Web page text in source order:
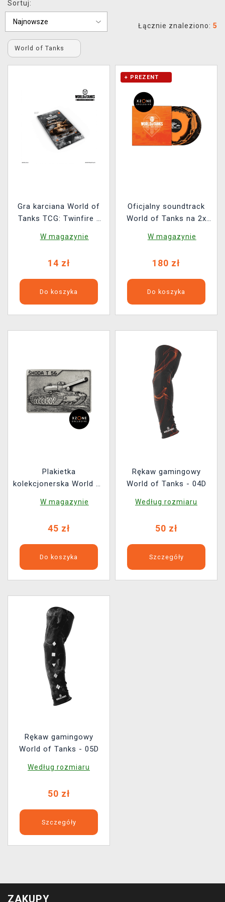
XZONE KLUB
Sortuj:
Łącznie znaleziono: 5
World of Tanks
Gra karciana World of
Tanks TCG: Twinfire -
W magazynie
14 zł
Do koszyka
+ PREZENT
Oficjalny soundtrack
World of Tanks na 2x
W magazynie
180 zł
Do koszyka
Plakietka
kolekcjonerska World of
(Xzone Exclusive)
W magazynie
45 zł
Do koszyka
Rękaw gamingowy
World of Tanks - 04D
Według rozmiaru
50 zł
Szczegóły
Rękaw gamingowy
World of Tanks - 05D
Według rozmiaru
50 zł
Szczegóły
ZAKUPY